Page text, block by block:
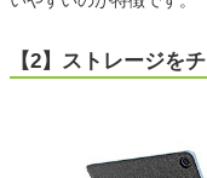
【2】ストレージを